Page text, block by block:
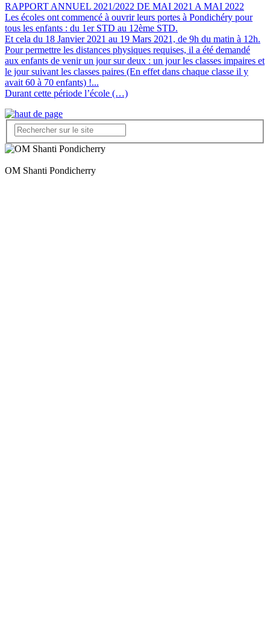
RAPPORT ANNUEL 2021/2022 DE MAI 2021 A MAI 2022
Les écoles ont commencé à ouvrir leurs portes à Pondichéry pour
tous les enfants : du 1er STD au 12ème STD.
Et cela du 18 Janvier 2021 au 19 Mars 2021, de 9h du matin à 12h.
Pour permettre les distances physiques requises, il a été demandé
aux enfants de venir un jour sur deux : un jour les classes impaires et
le jour suivant les classes paires (En effet dans chaque classe il y
avait 60 à 70 enfants) !...
Durant cette période l’école (…)
OM Shanti Pondicherry